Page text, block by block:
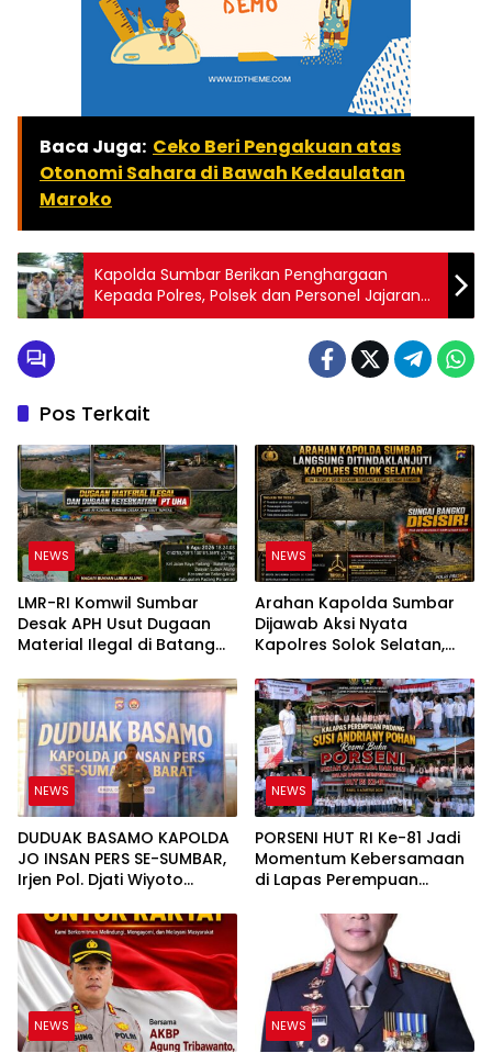
Baca Juga: Ceko Beri Pengakuan atas
Otonomi Sahara di Bawah Kedaulatan
Maroko
Kapolda Sumbar Berikan Penghargaan
Kepada Polres, Polsek dan Personel Jajaran
Polda Sumbar
Pos Terkait
NEWS
LMR-RI Komwil Sumbar
Desak APH Usut Dugaan
Material Ilegal di Batang
PT UHA Diminta Diselidiki
Tuntas
NEWS
Arahan Kapolda Sumbar
Dijawab Aksi Nyata
Kapolres Solok Selatan,
Bukan Sekadar Slogan
NEWS
DUDUAK BASAMO KAPOLDA
JO INSAN PERS SE-SUMBAR,
Irjen Pol. Djati Wiyoto
Ruang bagi Pelanggar
Hukum di Internal Polri
NEWS
PORSENI HUT RI Ke-81 Jadi
Momentum Kebersamaan
di Lapas Perempuan
NEWS NEWS